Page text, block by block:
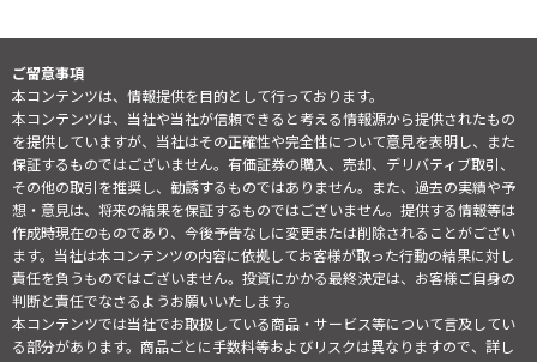
ご留意事項
本コンテンツは、情報提供を目的として行っております。
本コンテンツは、当社や当社が信頼できると考える情報源から提供されたもの
を提供していますが、当社はその正確性や完全性について意見を表明し、また
保証するものではございません。有価証券の購入、売却、デリバティブ取引、
その他の取引を推奨し、勧誘するものではありません。また、過去の実績や予
想・意見は、将来の結果を保証するものではございません。提供する情報等は
作成時現在のものであり、今後予告なしに変更または削除されることがござい
ます。当社は本コンテンツの内容に依拠してお客様が取った行動の結果に対し
責任を負うものではございません。投資にかかる最終決定は、お客様ご自身の
判断と責任でなさるようお願いいたします。
本コンテンツでは当社でお取扱している商品・サービス等について言及してい
る部分があります。商品ごとに手数料等およびリスクは異なりますので、詳し